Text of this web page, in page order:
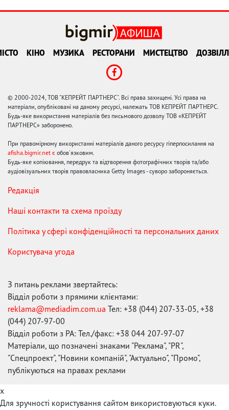
КІНО МУЗИКА РЕСТОРАНИ МИСТЕЦТВО
© 2000-2024, ТОВ "КЕПРЕЙТ ПАРТНЕРС". Всі права захищені. Усі права на
матеріали, опубліковані на даному ресурсі, належать ТОВ КЕПРЕЙТ ПАРТНЕРС.
Будь-яке використання матеріалів без письмового дозволу ТОВ «КЕПРЕЙТ
ПАРТНЕРС» заборонено.
При правомірному використанні матеріалів даного ресурсу гіперпосилання на
afisha.bigmir.net є обов'язковим.
Будь-яке копіювання, передрук та відтворення фотографічних творів та/або
аудіовізуальних творів правовласника Getty Images - суворо забороняється.
Редакція
Наші контакти та схема проїзду
Політика у сфері конфіденційності та персональних даних
Користувача угода
З питань реклами звертайтесь:
Відділ роботи з прямими клієнтами:
reklama@mediadim.com.ua Тел: +38 (044) 207-33-05, +38
(044) 207-97-00
Відділ роботи з РА: Тел./факс: +38 044 207-97-07
Матеріали, що позначені знаками "Реклама", "PR",
"Спецпроект", "Новини компаній", "Актуально", "Промо",
публікуються на правах реклами
x
Для зручності користування сайтом використовуються куки.